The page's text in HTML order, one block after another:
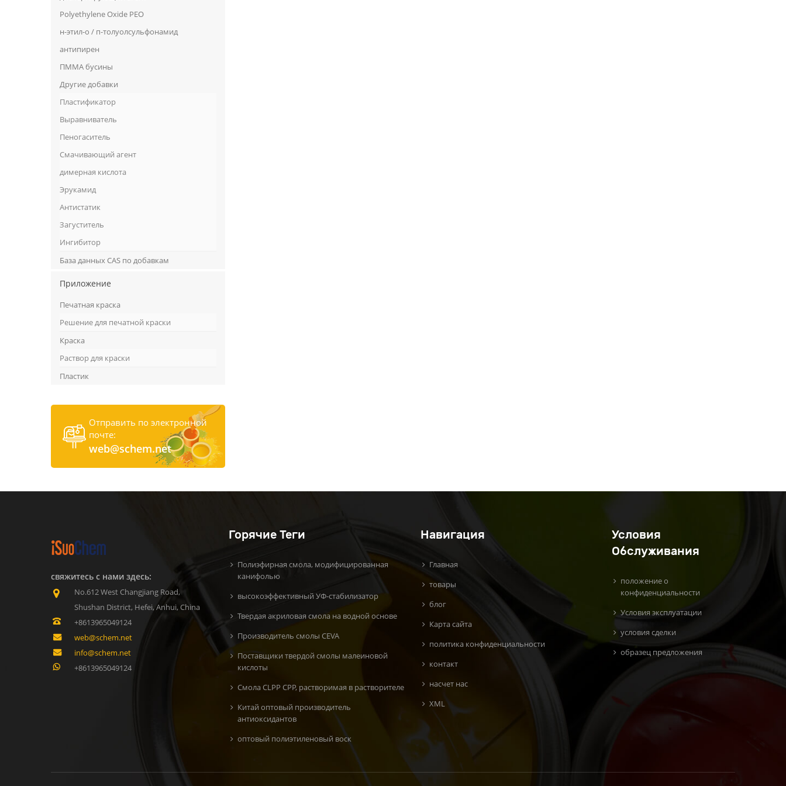
Polyethylene Oxide PEO
н-этил-о / п-толуолсульфонамид
антипирен
ПММА бусины
Другие добавки
Пластификатор
Выравниватель
Пеногаситель
Смачивающий агент
димерная кислота
Эрукамид
Антистатик
Загуститель
Ингибитор
База данных CAS по добавкам
Приложение
Печатная краска
Решение для печатной краски
Краска
Раствор для краски
Пластик
Отправить по электронной
почте:
web@schem.net
свяжитесь с нами здесь:
No.612 West Changjiang Road,
Shushan District, Hefei, Anhui, China
+8613965049124
web@schem.net
info@schem.net
+8613965049124
Горячие Теги
Полиэфирная смола, модифицированная
канифолью
высокоэффективный УФ-стабилизатор
Твердая акриловая смола на водной основе
Производитель смолы CEVA
Поставщики твердой смолы малеиновой
кислоты
Смола CLPP CPP, растворимая в растворителе
Китай оптовый производитель
антиоксидантов
oптовый полиэтиленовый воск
Навигация
Главная
товары
блог
Карта сайта
политика конфиденциальности
контакт
насчет нас
XML
Условия
Обслуживания
положение о
конфиденциальности
Условия эксплуатации
условия сделки
образец предложения